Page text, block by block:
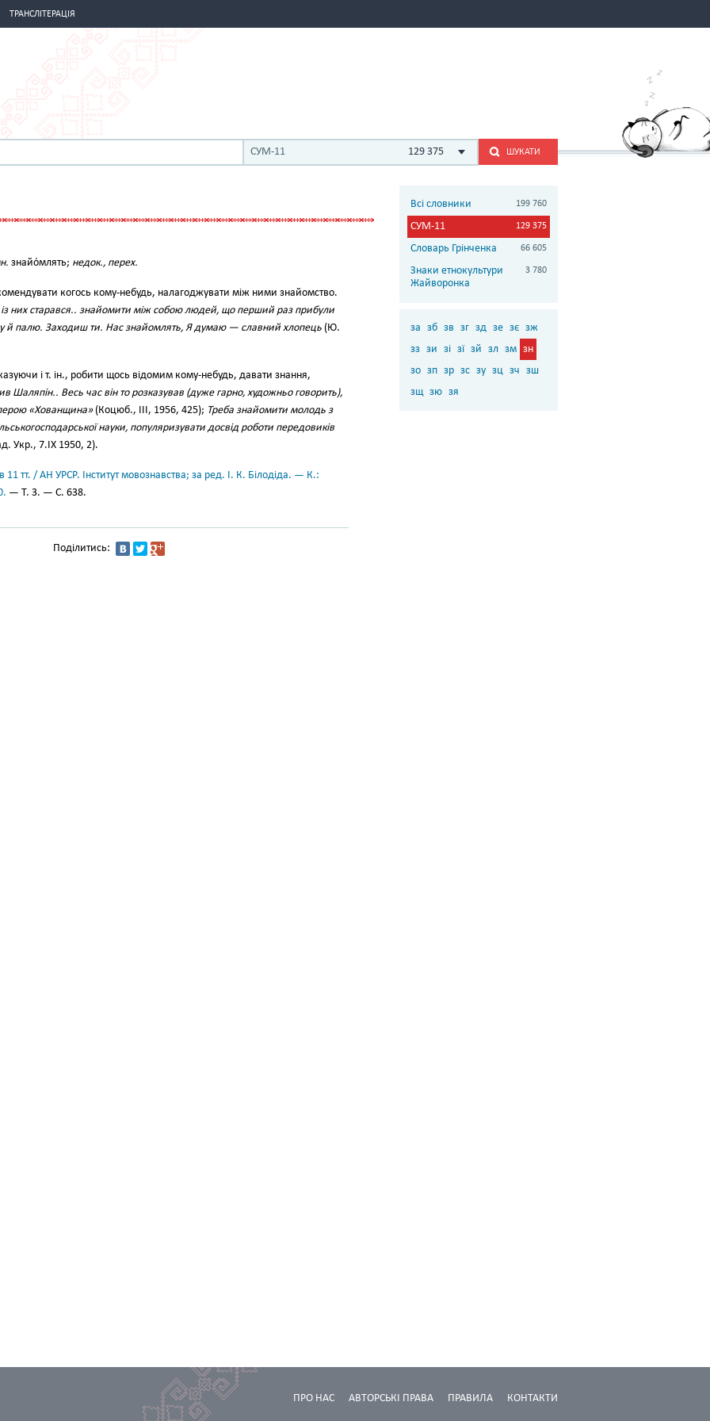
ТРАНСЛІТЕРАЦІЯ
СУМ-11 129 375 ШУКАТИ
знайо́млять; недок., перех.
когось кому-небудь, налагоджувати між ними знайомство.
них старався.. знайомити між собою людей, що перший раз прибули
й палю. Заходиш ти. Нас знайомлять, Я думаю — славний хлопець (Ю.
і т. ін., робити щось відомим кому-небудь, давати знання,
Шаляпін.. Весь час він то розказував (дуже гарно, художньо говорить),
«Хованщина»(Коцюб., III, 1956, 425); Треба знайомити молодь з
науки, популяризувати досвід роботи передовиків
Укр., 7.IX 1950, 2).
11 тт. / АН УРСР. Інститут мовознавства; за ред. І. К. Білодіда. — К.:
— Т. 3. — С. 638.
Поділитись:
Всі словники 199 760
СУМ-11 129 375
Словарь Грінченка 66 605
Знаки етнокультури
Жайворонка
3 780
за зб зв зг зд зе зє зж
зз зи зі зї зй зл зм зн
зо зп зр зс зу зц зч зш
зщ зю зя
КОНТАКТИ
ПРАВИЛА
АВТОРСЬКІ ПРАВА
ПРО НАС